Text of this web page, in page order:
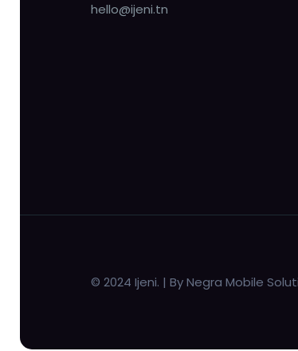
hello@ijeni.tn
© 2024 Ijeni. | By Negra Mobile